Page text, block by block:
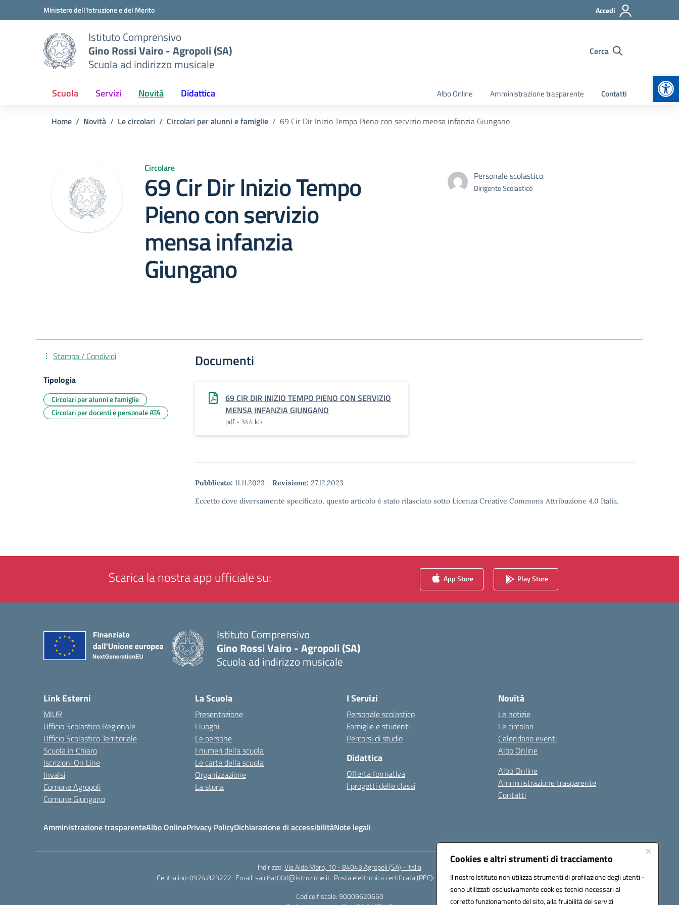
Cookies e altri strumenti di tracciamento
Il nostro Istituto non utilizza strumenti di profilazione degli utenti -
sono utilizzati esclusivamente cookies tecnici necessari al
corretto funzionamento del sito, alla fruibilità dei servizi
Vai ai contenuti
Vai al menu di navigazioneMinistero dell'Istruzione e del Merito Accedi
Istituto Comprensivo
Gino Rossi Vairo - Agropoli (SA)
Scuola ad indirizzo musicale
Cerca
Scuola Servizi Novità Didattica Albo Online Amministrazione trasparente Contatti
Home Novità Le circolari Circolari per alunni e famiglie 69 Cir Dir Inizio Tempo Pieno con servizio mensa infanzia Giungano
Circolare
69 Cir Dir Inizio Tempo
Pieno con servizio
mensa infanzia
Giungano
Personale scolastico
Dirigente Scolastico
Documenti
69 CIR DIR INIZIO TEMPO PIENO CON SERVIZIO
MENSA INFANZIA GIUNGANO
pdf - 344 kb
Pubblicato: 11.11.2023 - Revisione: 27.12.2023
Eccetto dove diversamente specificato, questo articolo è stato rilasciato sotto Licenza Creative Commons Attribuzione 4.0 Italia.
Stampa / Condividi
Tipologia
Circolari per alunni e famiglie
Circolari per docenti e personale ATA
Scarica la nostra app ufficiale su: App Store Play Store
Istituto Comprensivo
Gino Rossi Vairo - Agropoli (SA)
Scuola ad indirizzo musicale
Link Esterni
MIUR
Ufficio Scolastico Regionale
Ufficio Scolastico Territoriale
Scuola in Chiaro
Iscrizioni On Line
Invalsi
Comune Agropoli
Comune Giungano
La Scuola
Presentazione
I luoghi
Le persone
I numeri della scuola
Le carte della scuola
Organizzazione
La storia
I Servizi
Personale scolastico
Famiglie e studenti
Percorsi di studio
Didattica
Offerta formativa
I progetti delle classi
Novità
Le notizie
Le circolari
Calendario eventi
Albo Online
Albo Online
Amministrazione trasparente
Contatti
Amministrazione trasparenteAlbo OnlinePrivacy PolicyDichiarazione di accessibilitàNote legali
Indirizzo:Via Aldo Moro, 10 - 84043 Agropoli (SA) - Italia
Centralino:0974.823222 Email:saic8at00d@istruzione.it Posta elettronica certificata (PEC):saic8at00d@pec.istruzione.it
Codice fiscale: 90009620650